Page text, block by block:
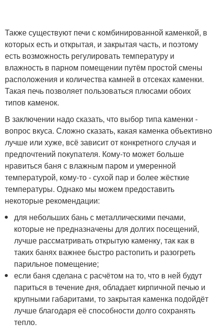
Также существуют печи с комбинированной каменкой, в
которых есть и открытая, и закрытая часть, и поэтому
есть возможность регулировать температуру и
влажность в парном помещении путём простой смены
расположения и количества камней в отсеках каменки.
Такая печь позволяет пользоваться плюсами обоих
типов каменок.
В заключении надо сказать, что выбор типа каменки -
вопрос вкуса. Сложно сказать, какая каменка объективно
лучше или хуже, всё зависит от конкретного случая и
предпочтений покупателя. Кому-то может больше
нравиться баня с влажным паром и умеренной
температурой, кому-то - сухой пар и более жёсткие
температуры. Однако мы можем предоставить
некоторые рекомендации:
для небольших бань с металлическими печами,
которые не предназначены для долгих посещений,
лучше рассматривать открытую каменку, так как в
таких банях важнее быстро растопить и разогреть
парильное помещение;
если баня сделана с расчётом на то, что в ней будут
париться в течение дня, обладает кирпичной печью и
крупными габаритами, то закрытая каменка подойдёт
лучше благодаря её способности долго сохранять
тепло.